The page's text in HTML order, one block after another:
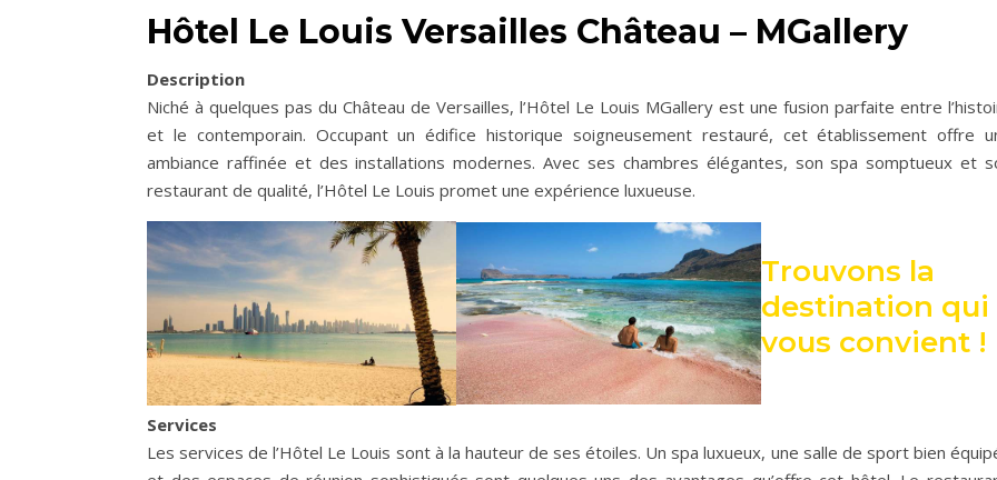
Hôtel Le Louis Versailles Château – MGallery
Description
Niché à quelques pas du Château de Versailles, l’Hôtel Le Louis MGallery est une fusion parfaite entre
et le contemporain. Occupant un édifice historique soigneusement restauré, cet établissement offre
ambiance raffinée et des installations modernes. Avec ses chambres élégantes, son spa somptueux et
restaurant de qualité, l’Hôtel Le Louis promet une expérience luxueuse.
Trouvons la
destination qui
vous convient !
Services
Les services de l’Hôtel Le Louis sont à la hauteur de ses étoiles. Un spa luxueux, une salle de sport bien